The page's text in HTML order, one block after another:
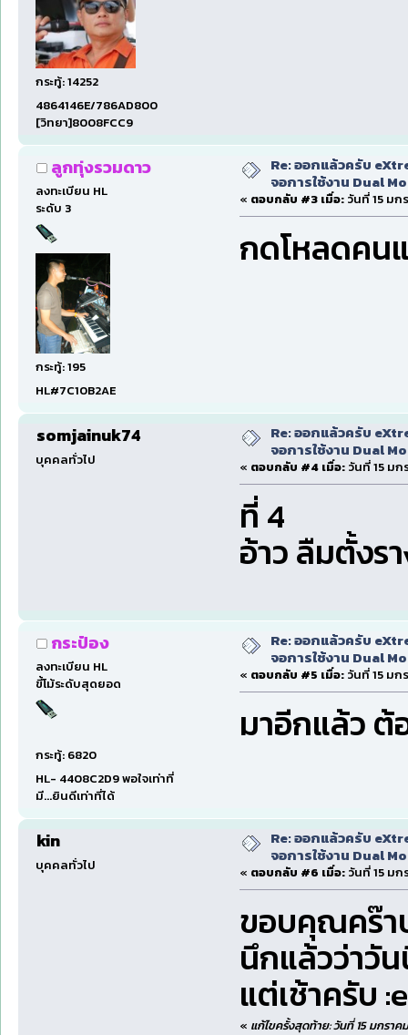
กระทู้: 14252
4864146E/786AD800
[วิทยา]8008FCC9
ลูกทุ่งรวมดาว
ลงทะเบียน HL
ระดับ 3
กระทู้: 195
HL#7C10B2AE
Re: ออกแล้วครับ
จอการใช้งาน Dual
« ตอบกลับ #3 เมื่อ: วันที่ 15 มก
กดโหลดคน
somjainuk74
บุคคลทั่วไป
Re: ออกแล้วครับ
จอการใช้งาน Dual
« ตอบกลับ #4 เมื่อ: วันที่ 15 มก
ที่ 4
อ้าว ลืมตั้งร
กระป๋อง
ลงทะเบียน HL
ขี้โม้ระดับสุดยอด
กระทู้: 6820
HL- 4408C2D9 พอใจเท่าที่
มี...ยินดีเท่าที่ได้
Re: ออกแล้วครับ
จอการใช้งาน Dual
« ตอบกลับ #5 เมื่อ: วันที่ 15 มก
มาอีกแล้ว ต้
kin
บุคคลทั่วไป
Re: ออกแล้วครับ
จอการใช้งาน Dual
« ตอบกลับ #6 เมื่อ: วันที่ 15 มก
ขอบคุณคร๊
นึกแล้วว่าวั
แต่เช้าครับ
« แก้ไขครั้งสุดท้าย: วันที่ 15 มกรา